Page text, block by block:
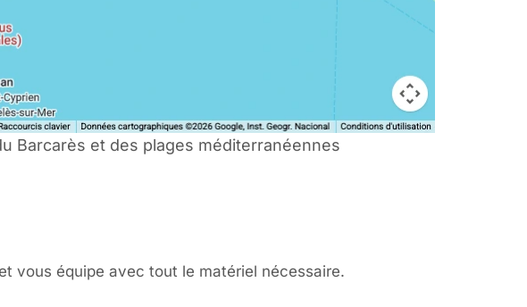
Barcarès et des plages méditerranéennes
vous équipe avec tout le matériel nécessaire.